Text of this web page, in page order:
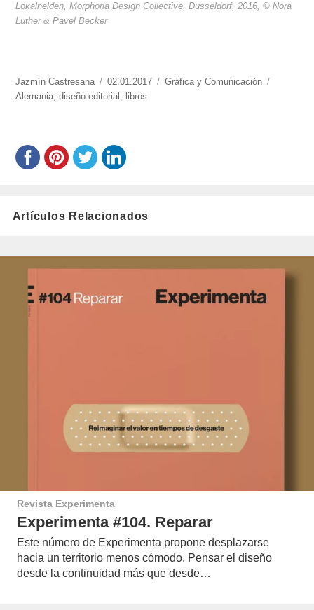
Lokalhelden, Morphoria Design Collective, Dusseldorf, 2016, © Nora
Luther & Pavel Becker
https://www.experimenta.es/author/jazmin-
castresana/
Jazmín Castresana
Publicado
el
02.01.2017 Categorías
Gráfica y Comunicación
Alemania,diseño editorial , libros
Artículos Relacionados
Revista Experimenta
Experimenta #104. Reparar
Este número de Experimenta propone desplazarse
hacia un territorio menos cómodo. Pensar el diseño
desde la continuidad más que desde…